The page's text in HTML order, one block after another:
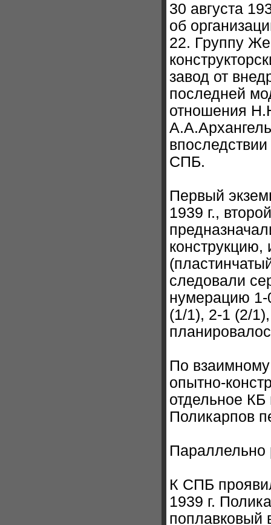
30 августа
об
22. Группу
завод от
последней
отношения
СПБ.
Первый
1939 г.,
конструкцию,
следовали
нумерацию 1-
(1/1), 2-1 (2/
По
опытно-
отдельное
Поликарпов
К СПБ
1939 г.
поплавковый